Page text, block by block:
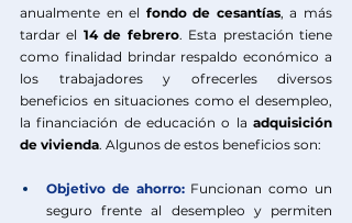
anualmente en el fondo de cesantías, a más
tardar el 14 de febrero. Esta prestación tiene
como finalidad brindar respaldo económico a
los trabajadores y ofrecerles diversos
beneficios en situaciones como el desempleo,
la financiación de educación o la adquisición
de vivienda. Algunos de estos beneficios son:
Objetivo de ahorro: Funcionan como un
seguro frente al desempleo y permiten